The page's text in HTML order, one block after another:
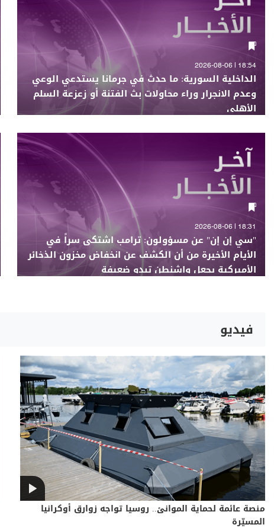
18:54 | 2026-08-06
الداخلية السورية: ما حدث في جرمانا يستدعي الوعي
وعدم الانجرار وراء محاولات بث الفتنة أو زعزعة السلم
الأهلي
18:31 | 2026-08-06
"سي إن إن" عن مسؤولون: ترامب اشتكى سراً في
الأيام الأخيرة من أن الكشف عن انخفاض مخزون الذخائر
الأميركية يجعل واشنطن تبدو ضعيفة
فيديو
منصة عائمة لحماية الموانئ.. روسيا تواجه زوارق أوكرانيا
المسيّرة